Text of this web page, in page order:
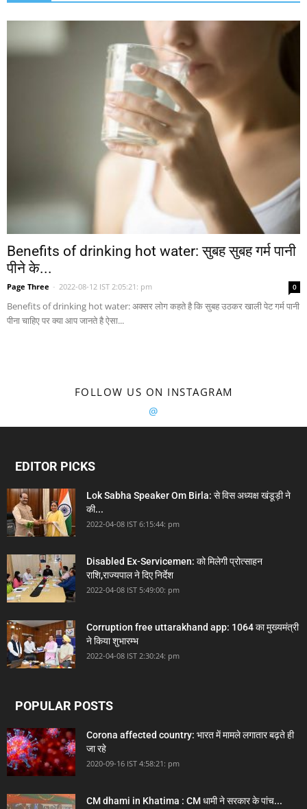
Benefits of drinking hot water: सुबह सुबह गर्म पानी
पीने के...
Page Three - 2022-08-12 IST 2:05:21: pm 0
Benefits of drinking hot water: अक्सर लोग कहते है कि सुबह उठकर खाली पेट गर्म पानी
पीना चाहिए पर क्या आप जानते है ऐसा...
FOLLOW US ON INSTAGRAM
@
EDITOR PICKS
Lok Sabha Speaker Om Birla: से विस अध्यक्ष खंडूड़ी ने
की...
2022-04-08 IST 6:15:44: pm
Disabled Ex-Servicemen: को मिलेगी प्रोत्साहन
राशि,राज्यपाल ने दिए निर्देश
2022-04-08 IST 5:49:00: pm
Corruption free uttarakhand app: 1064 का मुख्यमंत्री
ने किया शुभारम्भ
2022-04-08 IST 2:30:24: pm
POPULAR POSTS
Corona affected country: भारत में मामले लगातार बढ़ते ही
जा रहे
2020-09-16 IST 4:58:21: pm
CM dhami in Khatima : CM धामी ने सरकार के पांच...